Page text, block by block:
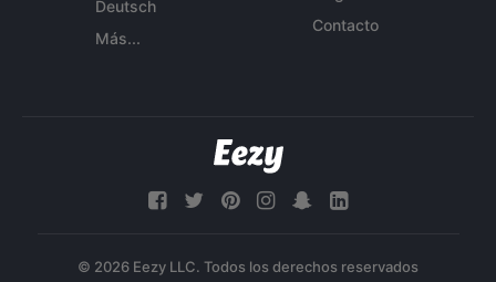
Deutsch
Más...
Contacto
© 2026 Eezy LLC. Todos los derechos reservados